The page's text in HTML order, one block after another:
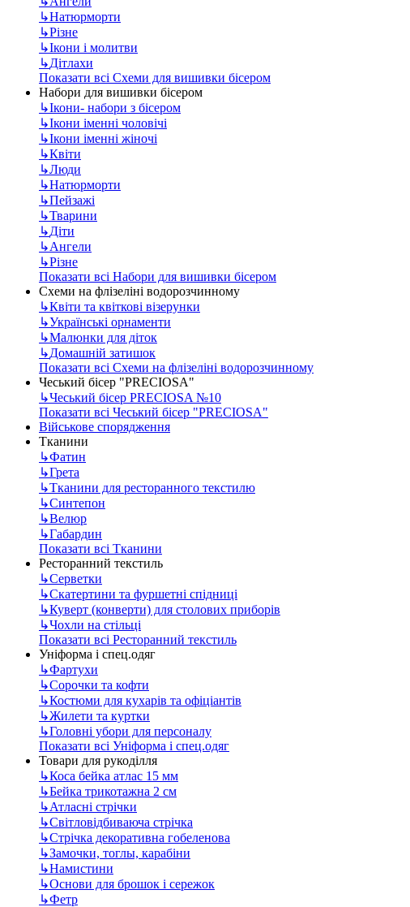
↳Натюрморти
↳Різне
↳Ікони і молитви
↳Дітлахи
Показати всі Схеми для вишивки бісером
Набори для вишивки бісером
↳Ікони- набори з бісером
↳Ікони іменні чоловічі
↳Ікони іменні жіночі
↳Квіти
↳Люди
↳Натюрморти
↳Пейзажі
↳Тварини
↳Діти
↳Ангели
↳Різне
Показати всі Набори для вишивки бісером
Схеми на флізеліні водорозчинному
↳Квіти та квіткові візерунки
↳Українські орнаменти
↳Малюнки для діток
↳Домашній затишок
Показати всі Схеми на флізеліні водорозчинному
Чеський бісер "PRECIOSA"
↳Чеський бісер PRECIOSA №10
Показати всі Чеський бісер "PRECIOSA"
Військове спорядження
Тканини
↳Фатин
↳Грета
↳Тканини для ресторанного текстилю
↳Синтепон
↳Велюр
↳Габардин
Показати всі Тканини
Ресторанний текстиль
↳Серветки
↳Скатертини та фуршетні спідниці
↳Куверт (конверти) для столових приборів
↳Чохли на стільці
Показати всі Ресторанний текстиль
Уніформа і спец.одяг
↳Фартухи
↳Сорочки та кофти
↳Костюми для кухарів та офіціантів
↳Жилети та куртки
↳Головні убори для персоналу
Показати всі Уніформа і спец.одяг
Товари для рукоділля
↳Коса бейка атлас 15 мм
↳Бейка трикотажна 2 см
↳Атласні стрічки
↳Світловідбиваюча стрічка
↳Стрічка декоративна гобеленова
↳Замочки, тоглы, карабіни
↳Намистини
↳Основи для брошок і сережок
↳Фетр